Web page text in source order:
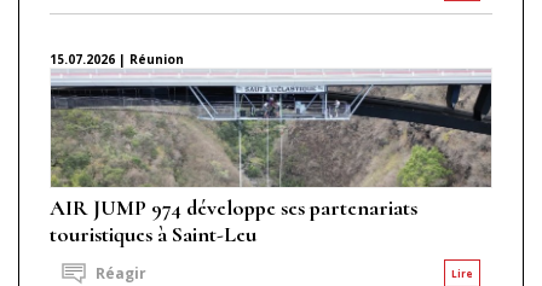
15.07.2026 | Réunion
AIR JUMP 974 développe ses partenariats
touristiques à Saint-Leu
Lire
Réagir